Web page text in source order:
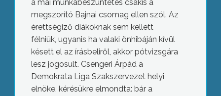
a mai munkabeszüntetés csakis a
megszorító Bajnai csomag ellen szól. Az
érettségiző diákoknak sem kellett
félniük, ugyanis ha valaki önhibáján kívül
késett el az írásbeliről, akkor pótvizsgára
lesz jogosult. Csengeri Árpád a
Demokrata Liga Szakszervezet helyi
elnöke, kérésükre elmondta: bár a